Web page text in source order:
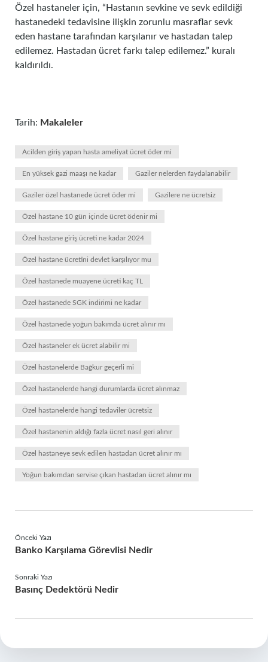
Özel hastaneler için, “Hastanın sevkine ve sevk edildiği
hastanedeki tedavisine ilişkin zorunlu masraflar sevk
eden hastane tarafından karşılanır ve hastadan talep
edilemez. Hastadan ücret farkı talep edilemez.” kuralı
kaldırıldı.
Tarih: Makaleler
Acilden giriş yapan hasta ameliyat ücret öder mi
En yüksek gazi maaşı ne kadar Gaziler nelerden faydalanabilir
Gaziler özel hastanede ücret öder mi Gazilere ne ücretsiz
Özel hastane 10 gün içinde ücret ödenir mi
Özel hastane giriş ücreti ne kadar 2024
Özel hastane ücretini devlet karşılıyor mu
Özel hastanede muayene ücreti kaç TL
Özel hastanede SGK indirimi ne kadar
Özel hastanede yoğun bakımda ücret alınır mı
Özel hastaneler ek ücret alabilir mi
Özel hastanelerde Bağkur geçerli mi
Özel hastanelerde hangi durumlarda ücret alınmaz
Özel hastanelerde hangi tedaviler ücretsiz
Özel hastanenin aldığı fazla ücret nasıl geri alınır
Özel hastaneye sevk edilen hastadan ücret alınır mı
Yoğun bakımdan servise çıkan hastadan ücret alınır mı
Önceki Yazı
Banko Karşılama Görevlisi Nedir
Sonraki Yazı
Basınç Dedektörü Nedir